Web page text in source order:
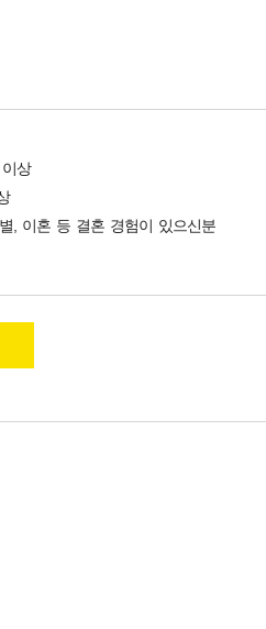
상
, 이혼 등 결혼 경험이 있으신분